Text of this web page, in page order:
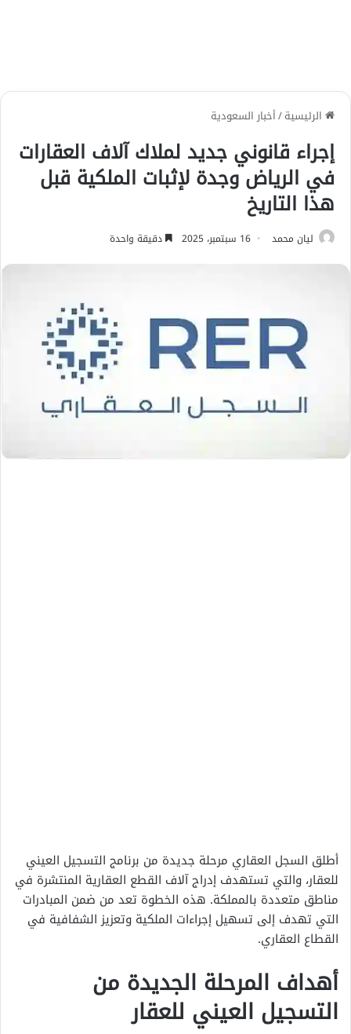
الرئيسية/أخبار السعودية
إجراء قانوني جديد لملاك آلاف العقارات
في الرياض وجدة لإثبات الملكية قبل
هذا التاريخ
ليان محمد 16 سبتمبر، 2025 دقيقة واحدة
أطلق السجل العقاري مرحلة جديدة من برنامج التسجيل العيني
للعقار، والتي تستهدف إدراج آلاف القطع العقارية المنتشرة في
مناطق متعددة بالمملكة. هذه الخطوة تعد من ضمن المبادرات
التي تهدف إلى تسهيل إجراءات الملكية وتعزيز الشفافية في
القطاع العقاري.
أهداف المرحلة الجديدة من
التسجيل العيني للعقار